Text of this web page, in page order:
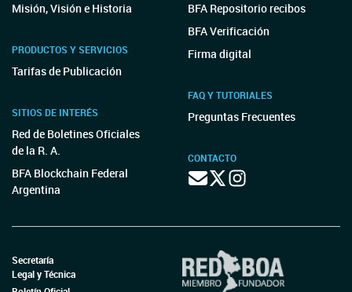
Misión, Visión e Historia
PRODUCTOS Y SERVICIOS
Tarifas de Publicación
SITIOS DE INTERÉS
Red de Boletines Oficiales
de la R. A.
BFA Blockchain Federal
Argentina
BFA Repositorio recibos
BFA Verificación
Firma digital
FAQ Y TUTORIALES
Preguntas Frecuentes
CONTACTO
Secretaría
Legal y Técnica